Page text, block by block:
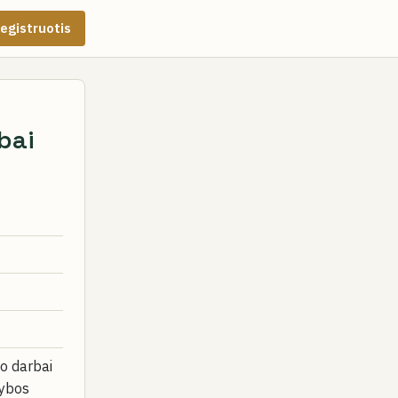
darbai